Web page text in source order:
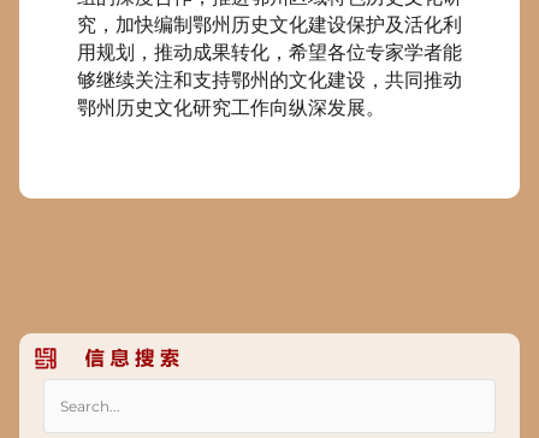
究，加快编制鄂州历史文化建设保护及活化利
用规划，推动成果转化，希望各位专家学者能
够继续关注和支持鄂州的文化建设，共同推动
鄂州历史文化研究工作向纵深发展。